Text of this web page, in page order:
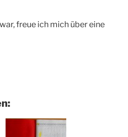
freue ich mich über eine